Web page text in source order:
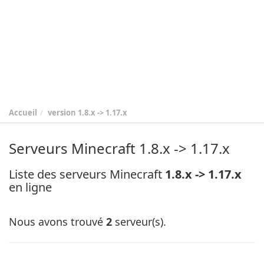
Accueil version 1.8.x -> 1.17.x
Serveurs Minecraft 1.8.x -> 1.17.x
Liste des serveurs Minecraft 1.8.x -> 1.17.x
en ligne
Nous avons trouvé 2 serveur(s).